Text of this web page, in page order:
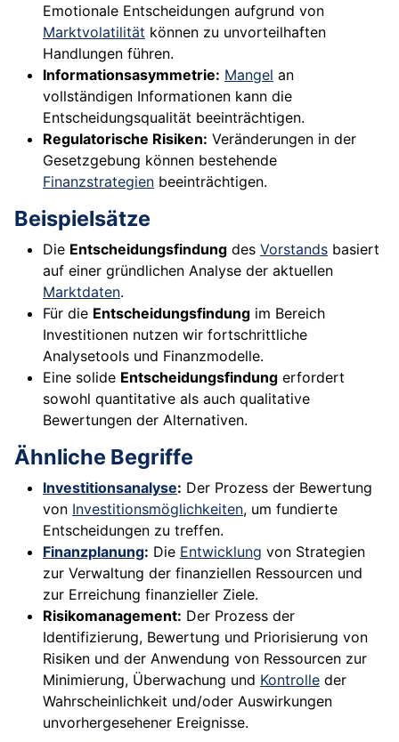
Emotionale Entscheidungen aufgrund von
Marktvolatilität können zu unvorteilhaften
Handlungen führen.
Informationsasymmetrie: Mangel an
vollständigen Informationen kann die
Entscheidungsqualität beeinträchtigen.
Regulatorische Risiken: Veränderungen in der
Gesetzgebung können bestehende
Finanzstrategien beeinträchtigen.
Beispielsätze
Die Entscheidungsfindung des Vorstands basiert
auf einer gründlichen Analyse der aktuellen
Marktdaten.
Für die Entscheidungsfindung im Bereich
Investitionen nutzen wir fortschrittliche
Analysetools und Finanzmodelle.
Eine solide Entscheidungsfindung erfordert
sowohl quantitative als auch qualitative
Bewertungen der Alternativen.
Ähnliche Begriffe
Investitionsanalyse: Der Prozess der Bewertung
von Investitionsmöglichkeiten, um fundierte
Entscheidungen zu treffen.
Finanzplanung: Die Entwicklung von Strategien
zur Verwaltung der finanziellen Ressourcen und
zur Erreichung finanzieller Ziele.
Risikomanagement: Der Prozess der
Identifizierung, Bewertung und Priorisierung von
Risiken und der Anwendung von Ressourcen zur
Minimierung, Überwachung und Kontrolle der
Wahrscheinlichkeit und/oder Auswirkungen
unvorhergesehener Ereignisse.